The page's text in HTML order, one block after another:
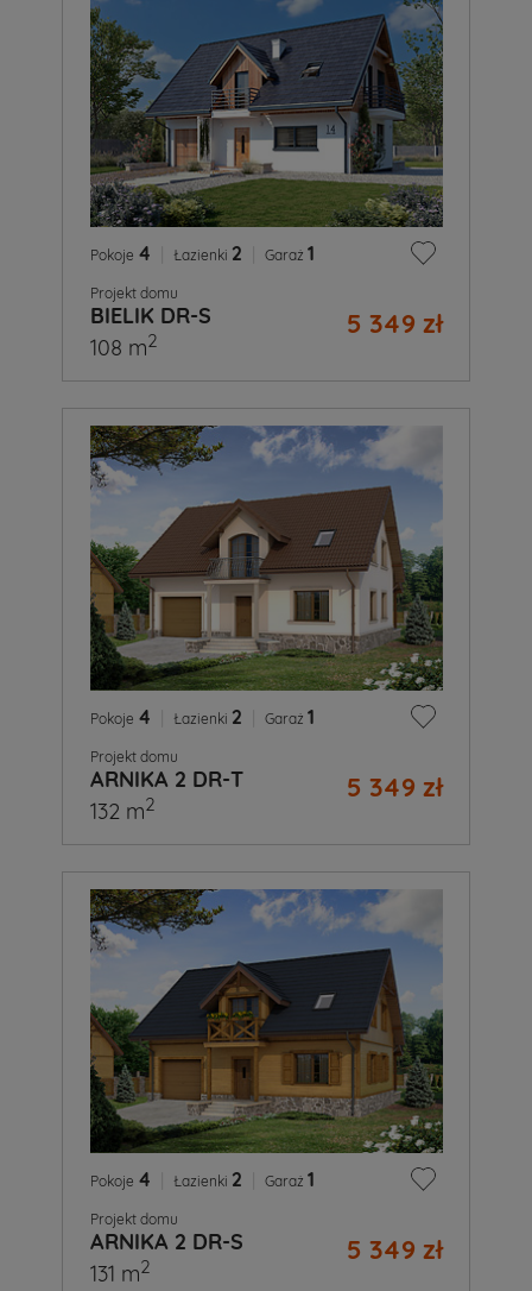
Pokoje 4 Łazienki 2 Garaż 1
Projekt domu
BIELIK DR-S 5 349 zł
108 m2
Pokoje 4 Łazienki 2 Garaż 1
Projekt domu
ARNIKA 2 DR-T 5 349 zł
132 m2
Pokoje 4 Łazienki 2 Garaż 1
Projekt domu
ARNIKA 2 DR-S 5 349 zł
131 m2